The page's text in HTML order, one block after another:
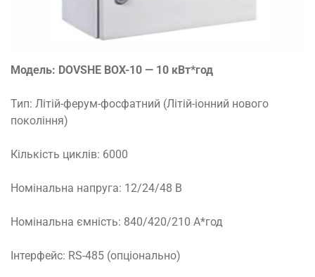
Модель: DOVSHE BOX-10 — 10 кВт*год
Тип: Літій-ферум-фосфатний (Літій-іонний нового
покоління)
Кількість циклів: 6000
Номінальна напруга: 12/24/48 В
Номінальна ємність: 840/420/210 А*год
Інтерфейс: RS-485 (опціонально)